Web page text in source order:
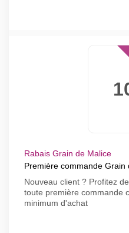
Rabais Grain de Malice
Première commande
Nouveau client ? Profitez
toute première commande
minimum d'achat